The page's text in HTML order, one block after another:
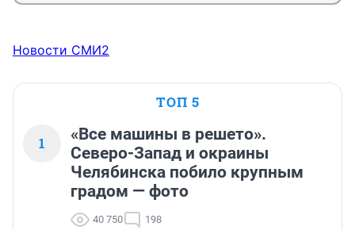
Новости СМИ2
ТОП 5
1
«Все машины в решето».
Северо-Запад и окраины
Челябинска побило крупным
градом — фото
40 750 198